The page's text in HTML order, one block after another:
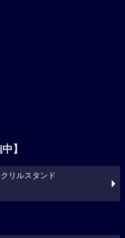
】
リルスタンド